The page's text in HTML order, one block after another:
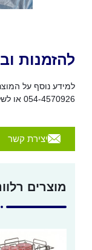
להזמנות
למידע נוסף על
054-4570926 או לשלוח הודעה באמצעות הכפתור להלן:
יצירת קשר
מוצרים